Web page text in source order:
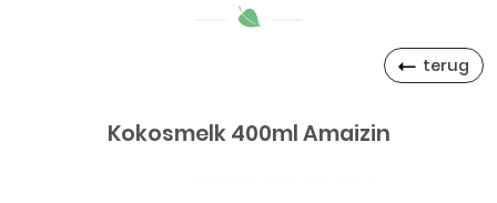
terug
Kokosmelk 400ml Amaizin